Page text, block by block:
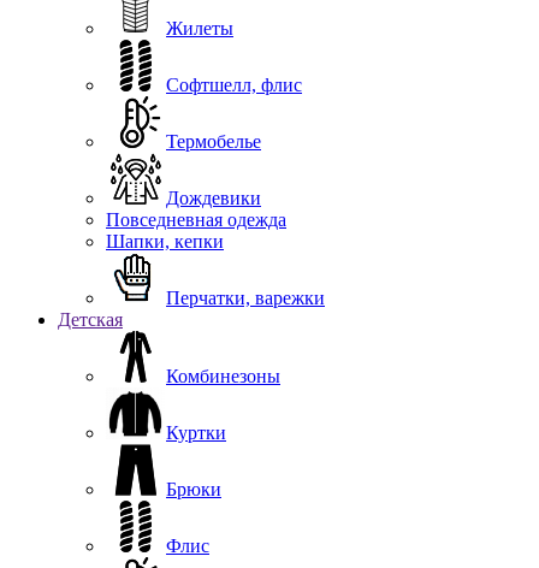
Жилеты
Софтшелл, флис
Термобелье
Дождевики
Повседневная одежда
Шапки, кепки
Перчатки, варежки
Детская
Комбинезоны
Куртки
Брюки
Флис